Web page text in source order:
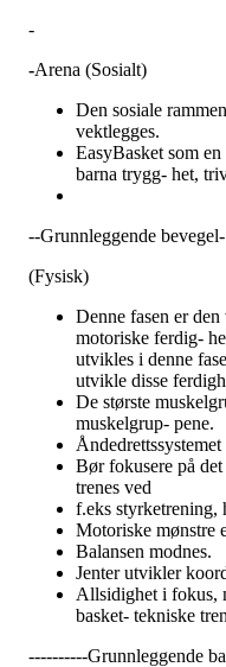
-
-Arena (Sosialt)
Den sosiale
vektlegges.
EasyBasket som
barna trygg- het,
--Grunnleggende
(Fysisk)
Denne fasen er
motoriske ferdig-
utvikles i denne
utvikle disse
De største
muskelgrup- pene.
Bør fokusere på det
trenes ved
f.eks styrketrening,
Motoriske mønstre
Balansen modnes.
Jenter utvikler
Allsidighet i fokus,
basket- tekniske
----------Grunnleggende